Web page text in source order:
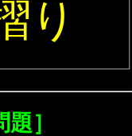
り
題］